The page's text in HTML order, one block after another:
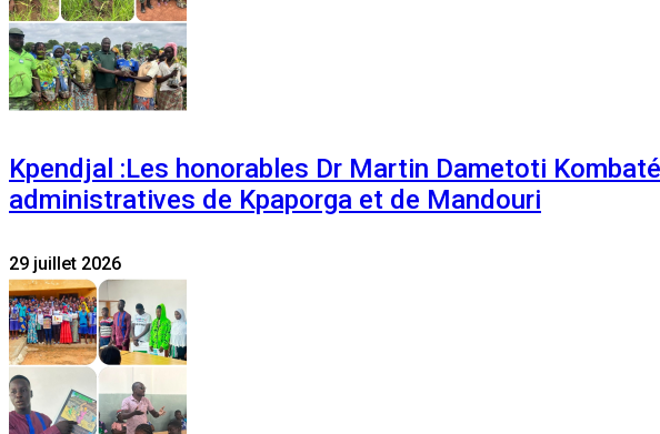
Kpendjal :Les honorables Dr Martin Dametoti
administratives de Kpaporga et de Mandouri
29 juillet 2026